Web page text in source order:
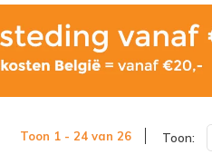
Toon 1 - 24 van 26 Toon: